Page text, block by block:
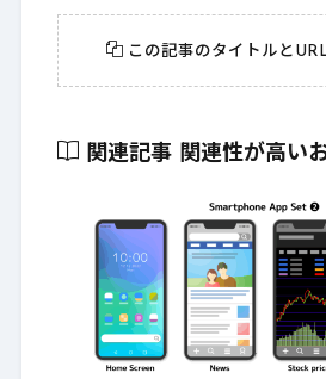
この記事のタイトルと
関連記事 関連性が高い